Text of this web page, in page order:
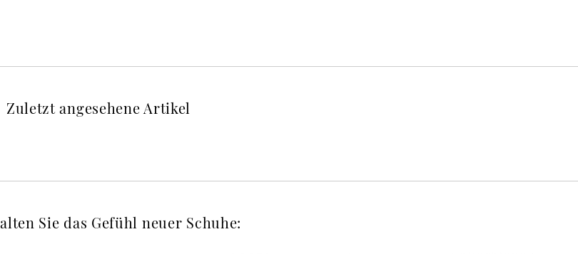
Zuletzt angesehene Artikel
Sie das Gefühl neuer Schuhe: